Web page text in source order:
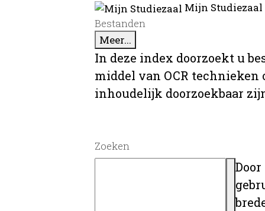
Mijn
Bestanden
Meer...
In deze index doorzoekt u
middel van OCR
inhoudelijk doorzoekbaar
Zoeken